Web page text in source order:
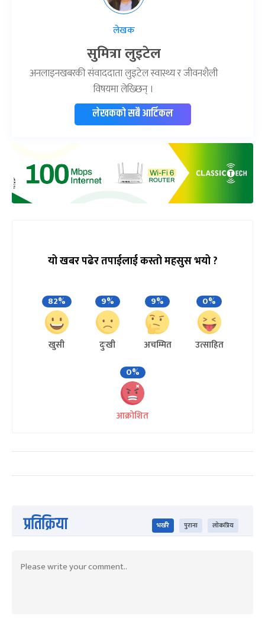
लेखक
सुमित्रा लुइटेल
अनलाइनखबरकी संवाददाता लुइटेल स्वास्थ्य र जीवनशैली
विषयमा लेख्छिन् ।
लेखकको सबै आर्टिकल
यो खबर पढेर तपाईलाई कस्तो महसुस भयो ?
82%
खुसी
9%
दुःखी
9%
अचम्मित
0%
उत्साहित
0%
आक्रोशित
प्रतिक्रिया भर्खरै पुराना लोकप्रिय